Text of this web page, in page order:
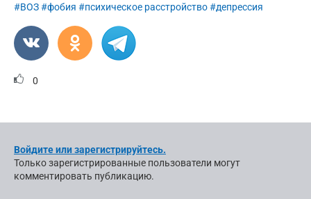
#ВОЗ#фобия #психическое расстройство#депрессия
0
Войдите или зарегистрируйтесь.
Только зарегистрированные пользователи могут
комментировать публикацию.